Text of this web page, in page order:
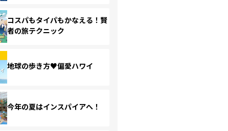
コスパもタイパもかなえる！賢
者の旅テクニック
地球の歩き方♥偏愛ハワイ
今年の夏はインスパイアへ！